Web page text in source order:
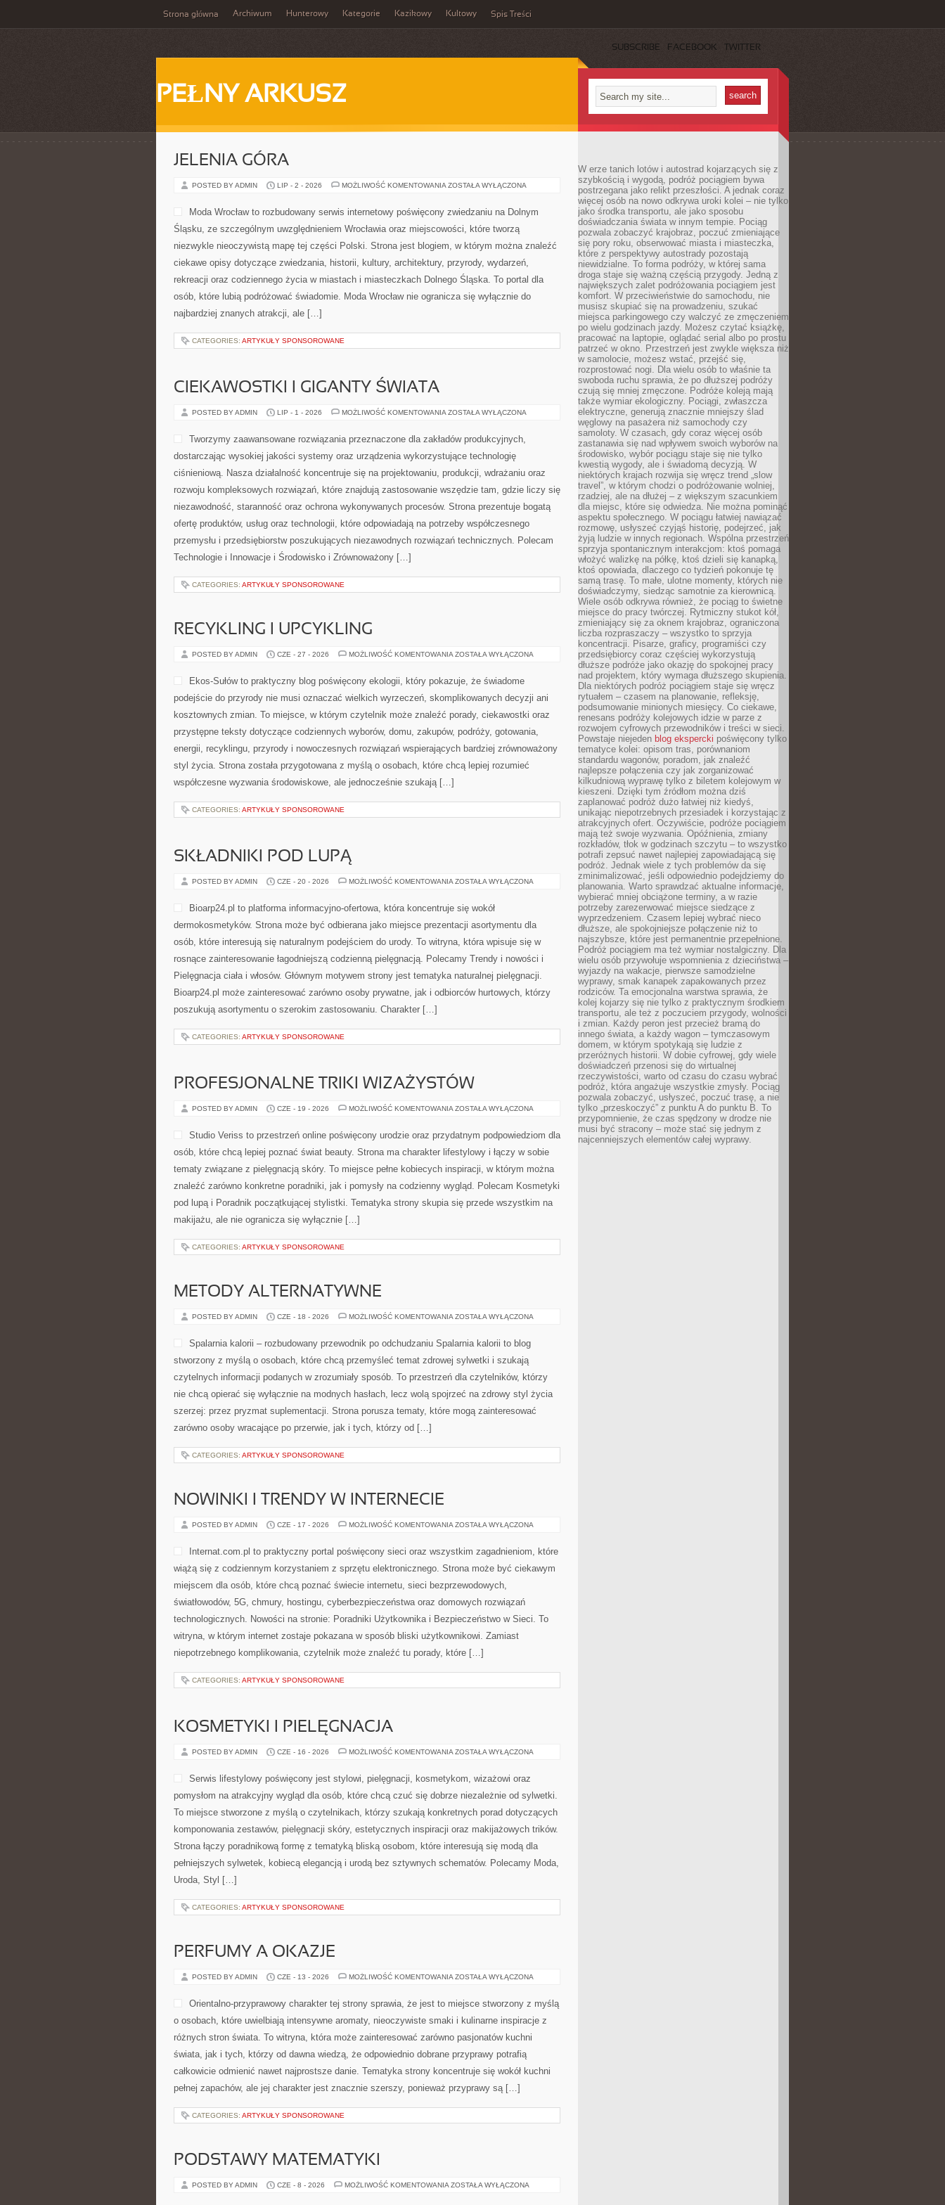
Strona główna Archiwum Hunterowy Kategorie Kazikowy Kultowy Spis Treści
SUBSCRIBE FACEBOOK TWITTER
PEŁNY ARKUSZ
JELENIA GÓRA
POSTED BY ADMIN LIP - 2 - 2026 MOŻLIWOŚĆ KOMENTOWANIA JELENIA
ZOSTAŁA WYŁĄCZONA
Moda Wrocław to rozbudowany serwis internetowy poświęcony zwiedzaniu na Dolnym
Śląsku, ze szczególnym uwzględnieniem Wrocławia oraz miejscowości, które tworzą
niezwykle nieoczywistą mapę tej części Polski. Strona jest blogiem, w którym można znaleźć
ciekawe opisy dotyczące zwiedzania, historii, kultury, architektury, przyrody, wydarzeń,
rekreacji oraz codziennego życia w miastach i miasteczkach Dolnego Śląska. To portal dla
osób, które lubią podróżować świadomie. Moda Wrocław nie ogranicza się wyłącznie do
najbardziej znanych atrakcji, ale […]
CATEGORIES: ARTYKUŁY SPONSOROWANE
CIEKAWOSTKI I GIGANTY ŚWIATA
POSTED BY ADMIN LIP - 1 - 2026 MOŻLIWOŚĆ KOMENTOWANIA CIEKAWOSTKI
ŚWIATA
ZOSTAŁA WYŁĄCZONA
Tworzymy zaawansowane rozwiązania przeznaczone dla zakładów produkcyjnych,
dostarczając wysokiej jakości systemy oraz urządzenia wykorzystujące technologię
ciśnieniową. Nasza działalność koncentruje się na projektowaniu, produkcji, wdrażaniu oraz
rozwoju kompleksowych rozwiązań, które znajdują zastosowanie wszędzie tam, gdzie liczy się
niezawodność, staranność oraz ochrona wykonywanych procesów. Strona prezentuje bogatą
ofertę produktów, usług oraz technologii, które odpowiadają na potrzeby współczesnego
przemysłu i przedsiębiorstw poszukujących niezawodnych rozwiązań technicznych. Polecam
Technologie i Innowacje i Środowisko i Zrównoważony […]
CATEGORIES: ARTYKUŁY SPONSOROWANE
RECYKLING I UPCYKLING
POSTED BY ADMIN CZE - 27 - 2026 MOŻLIWOŚĆ KOMENTOWANIA RECYKLING
ZOSTAŁA WYŁĄCZONA
Ekos-Sułów to praktyczny blog poświęcony ekologii, który pokazuje, że świadome
podejście do przyrody nie musi oznaczać wielkich wyrzeczeń, skomplikowanych decyzji ani
kosztownych zmian. To miejsce, w którym czytelnik może znaleźć porady, ciekawostki oraz
przystępne teksty dotyczące codziennych wyborów, domu, zakupów, podróży, gotowania,
energii, recyklingu, przyrody i nowoczesnych rozwiązań wspierających bardziej zrównoważony
styl życia. Strona została przygotowana z myślą o osobach, które chcą lepiej rozumieć
współczesne wyzwania środowiskowe, ale jednocześnie szukają […]
CATEGORIES: ARTYKUŁY SPONSOROWANE
SKŁADNIKI POD LUPĄ
POSTED BY ADMIN CZE - 20 - 2026 MOŻLIWOŚĆ KOMENTOWANIA SKŁADNIKI
ZOSTAŁA WYŁĄCZONA
Bioarp24.pl to platforma informacyjno-ofertowa, która koncentruje się wokół
dermokosmetyków. Strona może być odbierana jako miejsce prezentacji asortymentu dla
osób, które interesują się naturalnym podejściem do urody. To witryna, która wpisuje się w
rosnące zainteresowanie łagodniejszą codzienną pielęgnacją. Polecamy Trendy i nowości i
Pielęgnacja ciała i włosów. Głównym motywem strony jest tematyka naturalnej pielęgnacji.
Bioarp24.pl może zainteresować zarówno osoby prywatne, jak i odbiorców hurtowych, którzy
poszukują asortymentu o szerokim zastosowaniu. Charakter […]
CATEGORIES: ARTYKUŁY SPONSOROWANE
PROFESJONALNE TRIKI WIZAŻYSTÓW
POSTED BY ADMIN CZE - 19 - 2026 MOŻLIWOŚĆ KOMENTOWANIA PROFESJONALNE
ZOSTAŁA WYŁĄCZONA
Studio Veriss to przestrzeń online poświęcony urodzie oraz przydatnym podpowiedziom dla
osób, które chcą lepiej poznać świat beauty. Strona ma charakter lifestylowy i łączy w sobie
tematy związane z pielęgnacją skóry. To miejsce pełne kobiecych inspiracji, w którym można
znaleźć zarówno konkretne poradniki, jak i pomysły na codzienny wygląd. Polecam Kosmetyki
pod lupą i Poradnik początkującej stylistki. Tematyka strony skupia się przede wszystkim na
makijażu, ale nie ogranicza się wyłącznie […]
CATEGORIES: ARTYKUŁY SPONSOROWANE
METODY ALTERNATYWNE
POSTED BY ADMIN CZE - 18 - 2026 MOŻLIWOŚĆ KOMENTOWANIA METODY
ZOSTAŁA WYŁĄCZONA
Spalarnia kalorii – rozbudowany przewodnik po odchudzaniu Spalarnia kalorii to blog
stworzony z myślą o osobach, które chcą przemyśleć temat zdrowej sylwetki i szukają
czytelnych informacji podanych w zrozumiały sposób. To przestrzeń dla czytelników, którzy
nie chcą opierać się wyłącznie na modnych hasłach, lecz wolą spojrzeć na zdrowy styl życia
szerzej: przez pryzmat suplementacji. Strona porusza tematy, które mogą zainteresować
zarówno osoby wracające po przerwie, jak i tych, którzy od […]
CATEGORIES: ARTYKUŁY SPONSOROWANE
NOWINKI I TRENDY W INTERNECIE
POSTED BY ADMIN CZE - 17 - 2026 MOŻLIWOŚĆ KOMENTOWANIA NOWINKI
W
INTERNECIE
ZOSTAŁA WYŁĄCZONA
Internat.com.pl to praktyczny portal poświęcony sieci oraz wszystkim zagadnieniom, które
wiążą się z codziennym korzystaniem z sprzętu elektronicznego. Strona może być ciekawym
miejscem dla osób, które chcą poznać świecie internetu, sieci bezprzewodowych,
światłowodów, 5G, chmury, hostingu, cyberbezpieczeństwa oraz domowych rozwiązań
technologicznych. Nowości na stronie: Poradniki Użytkownika i Bezpieczeństwo w Sieci. To
witryna, w którym internet zostaje pokazana w sposób bliski użytkownikowi. Zamiast
niepotrzebnego komplikowania, czytelnik może znaleźć tu porady, które […]
CATEGORIES: ARTYKUŁY SPONSOROWANE
KOSMETYKI I PIELĘGNACJA
POSTED BY ADMIN CZE - 16 - 2026 MOŻLIWOŚĆ KOMENTOWANIA KOSMETYKI
ZOSTAŁA WYŁĄCZONA
Serwis lifestylowy poświęcony jest stylowi, pielęgnacji, kosmetykom, wizażowi oraz
pomysłom na atrakcyjny wygląd dla osób, które chcą czuć się dobrze niezależnie od sylwetki.
To miejsce stworzone z myślą o czytelnikach, którzy szukają konkretnych porad dotyczących
komponowania zestawów, pielęgnacji skóry, estetycznych inspiracji oraz makijażowych trików.
Strona łączy poradnikową formę z tematyką bliską osobom, które interesują się modą dla
pełniejszych sylwetek, kobiecą elegancją i urodą bez sztywnych schematów. Polecamy Moda,
Uroda, Styl […]
CATEGORIES: ARTYKUŁY SPONSOROWANE
PERFUMY A OKAZJE
POSTED BY ADMIN CZE - 13 - 2026 MOŻLIWOŚĆ KOMENTOWANIA PERFUMY
ZOSTAŁA WYŁĄCZONA
Orientalno-przyprawowy charakter tej strony sprawia, że jest to miejsce stworzony z myślą
o osobach, które uwielbiają intensywne aromaty, nieoczywiste smaki i kulinarne inspiracje z
różnych stron świata. To witryna, która może zainteresować zarówno pasjonatów kuchni
świata, jak i tych, którzy od dawna wiedzą, że odpowiednio dobrane przyprawy potrafią
całkowicie odmienić nawet najprostsze danie. Tematyka strony koncentruje się wokół kuchni
pełnej zapachów, ale jej charakter jest znacznie szerszy, ponieważ przyprawy są […]
CATEGORIES: ARTYKUŁY SPONSOROWANE
PODSTAWY MATEMATYKI
POSTED BY ADMIN CZE - 8 - 2026 MOŻLIWOŚĆ KOMENTOWANIA PODSTAWY
ZOSTAŁA WYŁĄCZONA
W erze tanich lotów i autostrad kojarzących się z
szybkością i wygodą, podróż pociągiem bywa
postrzegana jako relikt przeszłości. A jednak coraz
więcej osób na nowo odkrywa uroki kolei – nie tylko
jako środka transportu, ale jako sposobu
doświadczania świata w innym tempie. Pociąg
pozwala zobaczyć krajobraz, poczuć zmieniające
się pory roku, obserwować miasta i miasteczka,
które z perspektywy autostrady pozostają
niewidzialne. To forma podróży, w której sama
droga staje się ważną częścią przygody. Jedną z
największych zalet podróżowania pociągiem jest
komfort. W przeciwieństwie do samochodu, nie
musisz skupiać się na prowadzeniu, szukać
miejsca parkingowego czy walczyć ze zmęczeniem
po wielu godzinach jazdy. Możesz czytać książkę,
pracować na laptopie, oglądać serial albo po prostu
patrzeć w okno. Przestrzeń jest zwykle większa niż
w samolocie, możesz wstać, przejść się,
rozprostować nogi. Dla wielu osób to właśnie ta
swoboda ruchu sprawia, że po dłuższej podróży
czują się mniej zmęczone. Podróże koleją mają
także wymiar ekologiczny. Pociągi, zwłaszcza
elektryczne, generują znacznie mniejszy ślad
węglowy na pasażera niż samochody czy
samoloty. W czasach, gdy coraz więcej osób
zastanawia się nad wpływem swoich wyborów na
środowisko, wybór pociągu staje się nie tylko
kwestią wygody, ale i świadomą decyzją. W
niektórych krajach rozwija się wręcz trend „slow
travel”, w którym chodzi o podróżowanie wolniej,
rzadziej, ale na dłużej – z większym szacunkiem
dla miejsc, które się odwiedza. Nie można pominąć
aspektu społecznego. W pociągu łatwiej nawiązać
rozmowę, usłyszeć czyjąś historię, podejrzeć, jak
żyją ludzie w innych regionach. Wspólna przestrzeń
sprzyja spontanicznym interakcjom: ktoś pomaga
włożyć walizkę na półkę, ktoś dzieli się kanapką,
ktoś opowiada, dlaczego co tydzień pokonuje tę
samą trasę. To małe, ulotne momenty, których nie
doświadczymy, siedząc samotnie za kierownicą.
Wiele osób odkrywa również, że pociąg to świetne
miejsce do pracy twórczej. Rytmiczny stukot kół,
zmieniający się za oknem krajobraz, ograniczona
liczba rozpraszaczy – wszystko to sprzyja
koncentracji. Pisarze, graficy, programiści czy
przedsiębiorcy coraz częściej wykorzystują
dłuższe podróże jako okazję do spokojnej pracy
nad projektem, który wymaga dłuższego skupienia.
Dla niektórych podróż pociągiem staje się wręcz
rytuałem – czasem na planowanie, refleksję,
podsumowanie minionych miesięcy. Co ciekawe,
renesans podróży kolejowych idzie w parze z
rozwojem cyfrowych przewodników i treści w sieci.
Powstaje niejeden blog ekspercki poświęcony tylko
tematyce kolei: opisom tras, porównaniom
standardu wagonów, poradom, jak znaleźć
najlepsze połączenia czy jak zorganizować
kilkudniową wyprawę tylko z biletem kolejowym w
kieszeni. Dzięki tym źródłom można dziś
zaplanować podróż dużo łatwiej niż kiedyś,
unikając niepotrzebnych przesiadek i korzystając z
atrakcyjnych ofert. Oczywiście, podróże pociągiem
mają też swoje wyzwania. Opóźnienia, zmiany
rozkładów, tłok w godzinach szczytu – to wszystko
potrafi zepsuć nawet najlepiej zapowiadającą się
podróż. Jednak wiele z tych problemów da się
zminimalizować, jeśli odpowiednio podejdziemy do
planowania. Warto sprawdzać aktualne informacje,
wybierać mniej obciążone terminy, a w razie
potrzeby zarezerwować miejsce siedzące z
wyprzedzeniem. Czasem lepiej wybrać nieco
dłuższe, ale spokojniejsze połączenie niż to
najszybsze, które jest permanentnie przepełnione.
Podróż pociągiem ma też wymiar nostalgiczny. Dla
wielu osób przywołuje wspomnienia z dzieciństwa –
wyjazdy na wakacje, pierwsze samodzielne
wyprawy, smak kanapek zapakowanych przez
rodziców. Ta emocjonalna warstwa sprawia, że
kolej kojarzy się nie tylko z praktycznym środkiem
transportu, ale też z poczuciem przygody, wolności
i zmian. Każdy peron jest przecież bramą do
innego świata, a każdy wagon – tymczasowym
domem, w którym spotykają się ludzie z
przeróżnych historii. W dobie cyfrowej, gdy wiele
doświadczeń przenosi się do wirtualnej
rzeczywistości, warto od czasu do czasu wybrać
podróż, która angażuje wszystkie zmysły. Pociąg
pozwala zobaczyć, usłyszeć, poczuć trasę, a nie
tylko „przeskoczyć” z punktu A do punktu B. To
przypomnienie, że czas spędzony w drodze nie
musi być stracony – może stać się jednym z
najcenniejszych elementów całej wyprawy.